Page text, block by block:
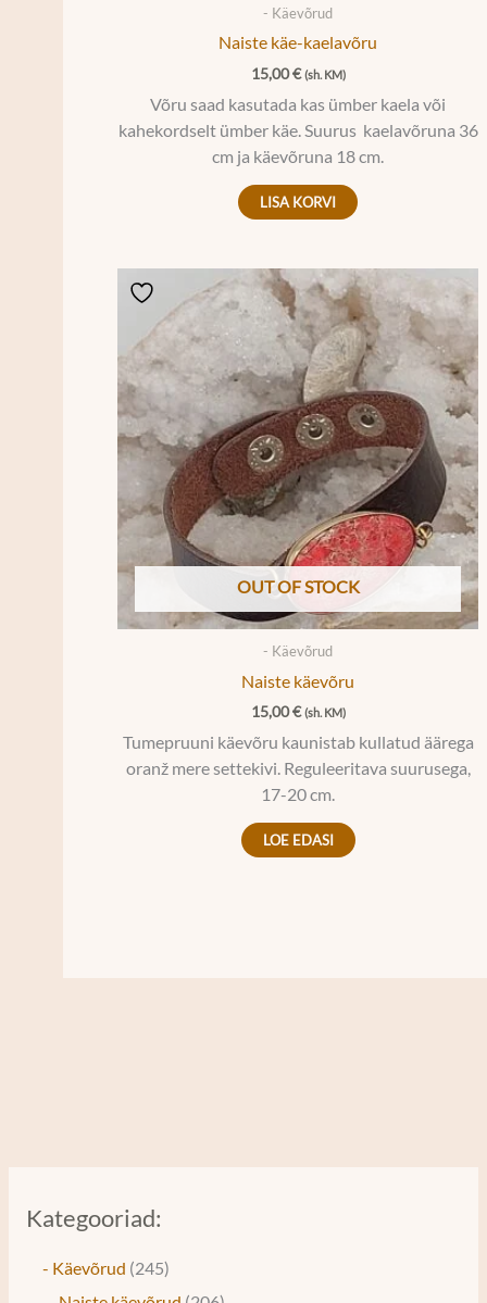
Kategooriad:
- Käevõrud 245
- Käevõrud
Naiste käe-kaelavõru
15,00€ (sh. KM)
Võru saad kasutada kas ümber kaela või
kahekordselt ümber käe. Suurus kaelavõruna 36
cm ja käevõruna 18 cm.
LISA KORVI
OUT OF STOCK
- Käevõrud
Naiste käevõru
15,00€ (sh. KM)
Tumepruuni käevõru kaunistab kullatud äärega
oranž mere settekivi. Reguleeritava suurusega,
17-20 cm.
LOE EDASI